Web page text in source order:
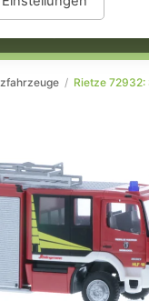
/ Rietze 72932: